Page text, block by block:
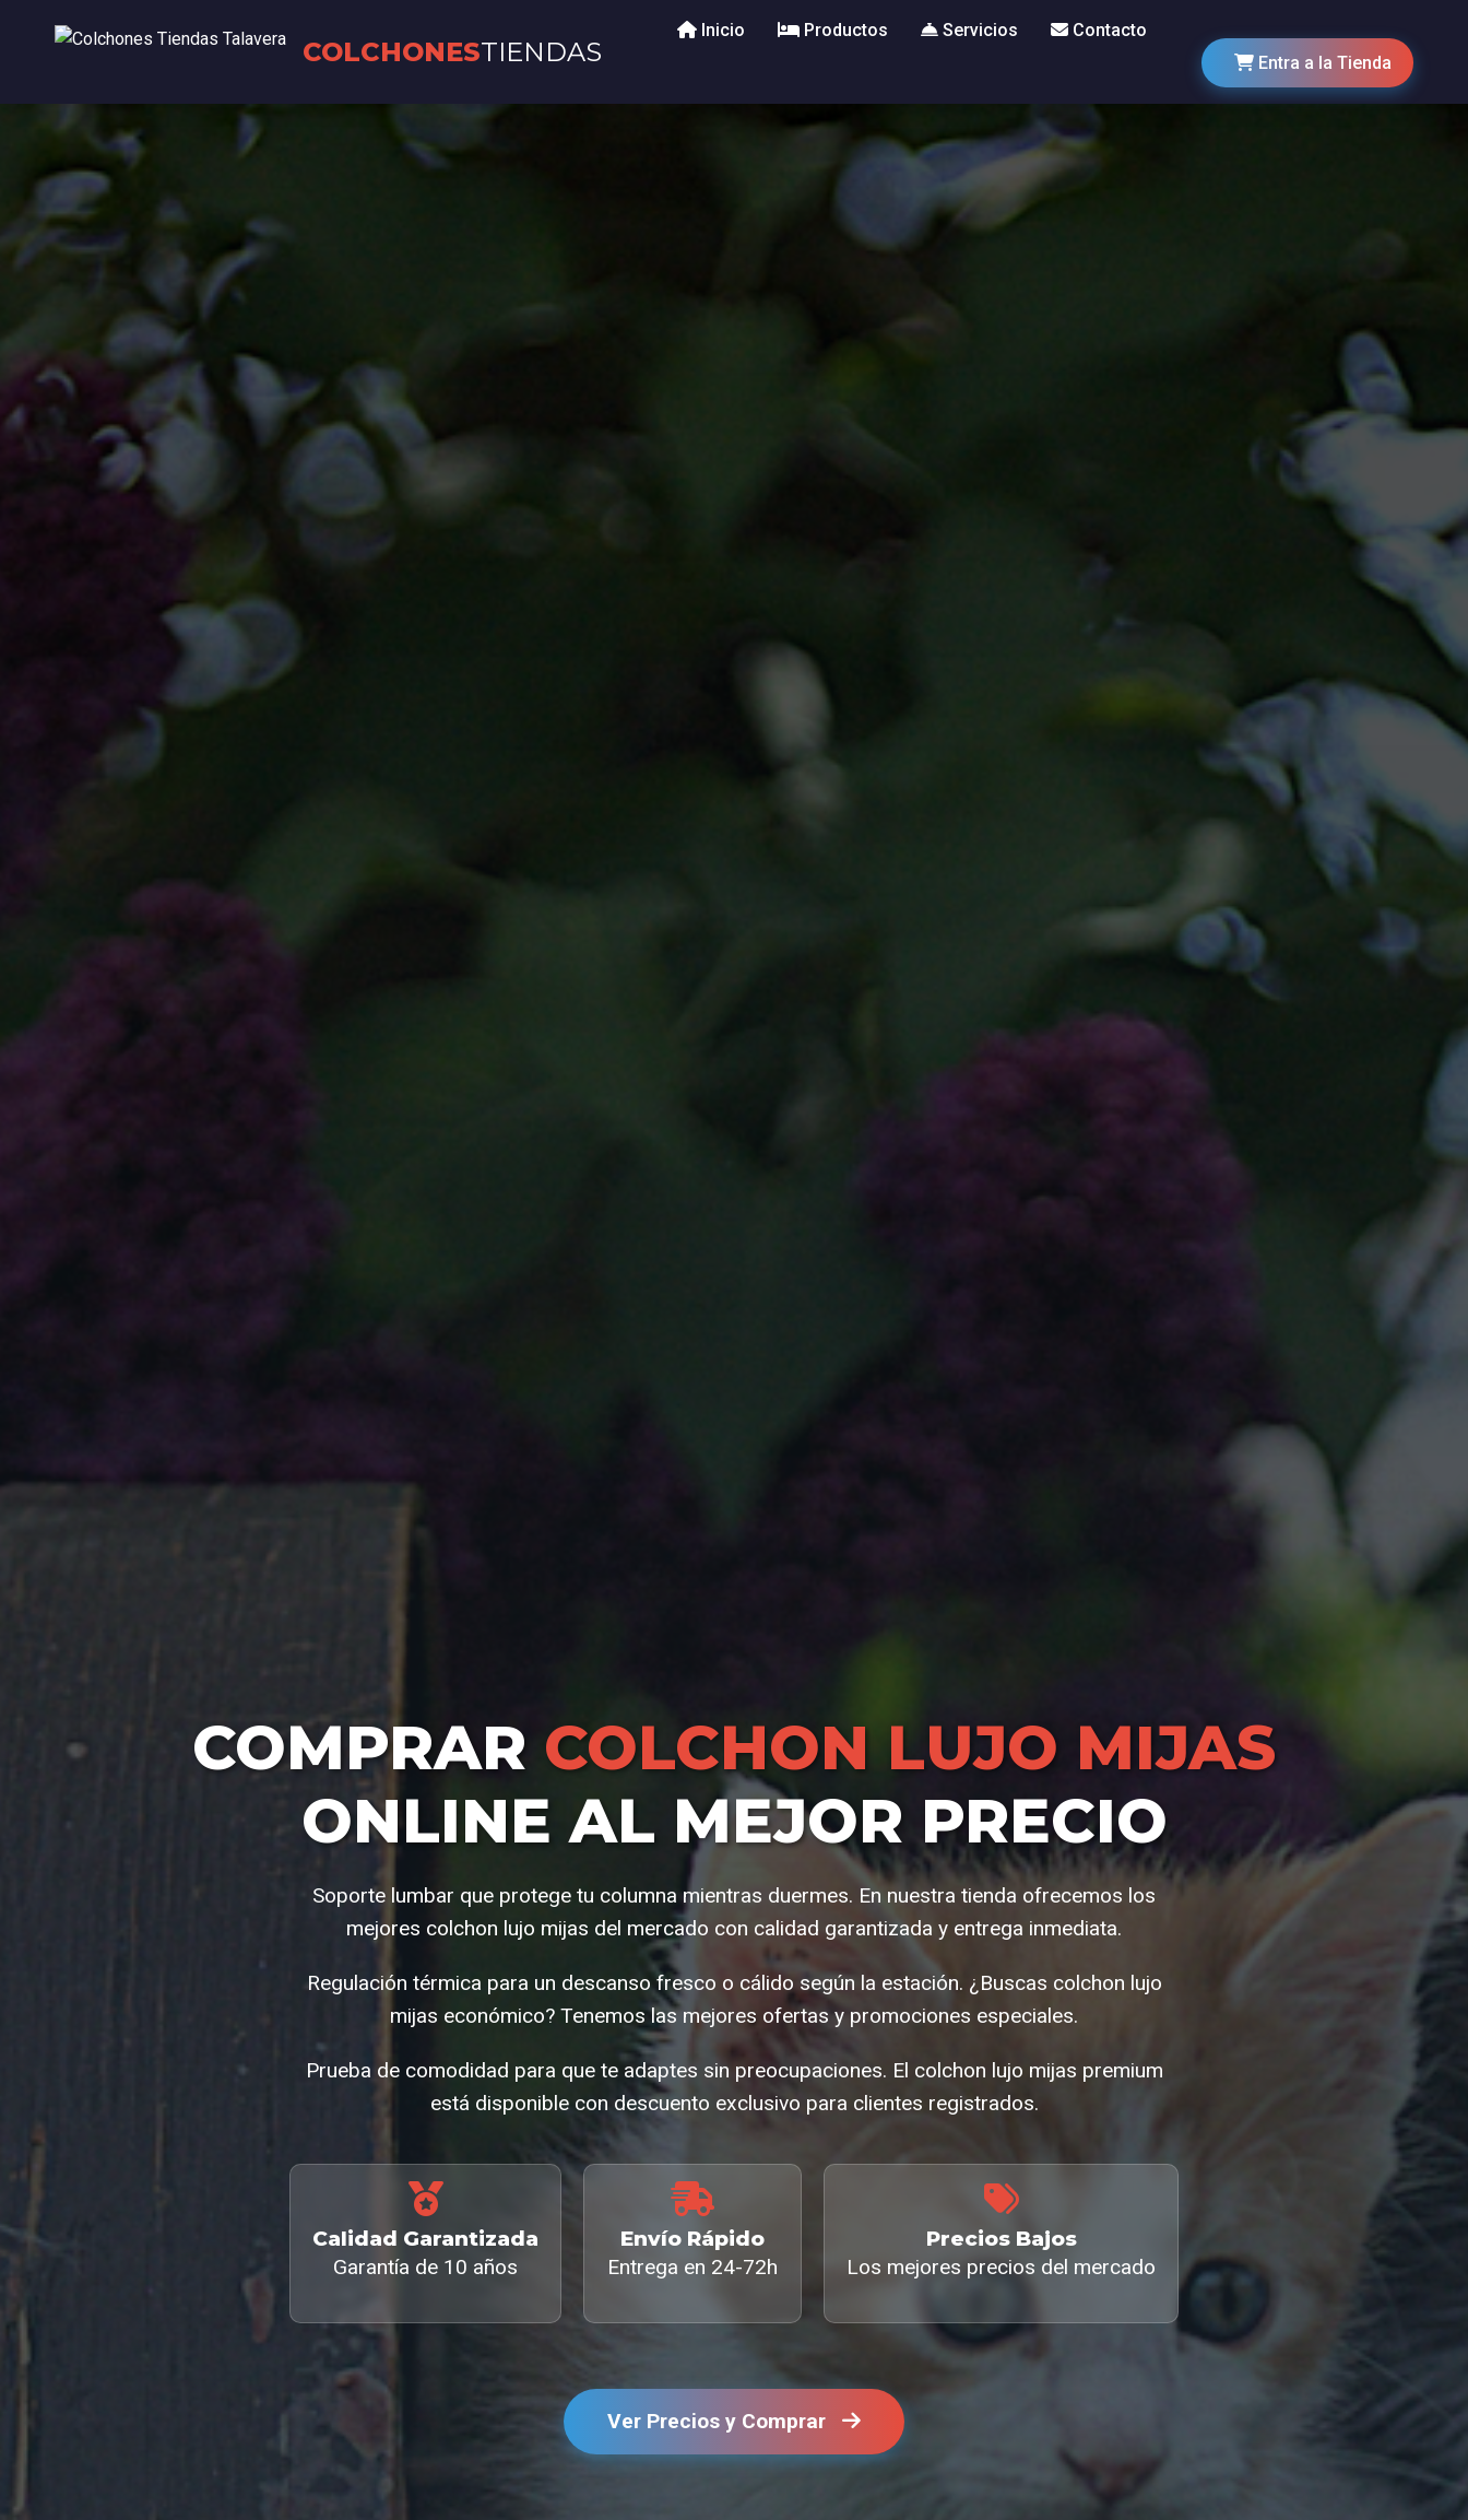
COLCHONESTIENDAS
Inicio Productos Servicios
Contacto
Entra a la Tienda
COMPRAR COLCHON LUJO MIJAS
ONLINE AL MEJOR PRECIO
Soporte lumbar que protege tu columna mientras duermes. En nuestra tienda ofrecemos los
mejores colchon lujo mijas del mercado con calidad garantizada y entrega inmediata.
Regulación térmica para un descanso fresco o cálido según la estación. ¿Buscas colchon lujo
mijas económico? Tenemos las mejores ofertas y promociones especiales.
Prueba de comodidad para que te adaptes sin preocupaciones. El colchon lujo mijas premium
está disponible con descuento exclusivo para clientes registrados.
Calidad Garantizada
Garantía de 10 años
Envío Rápido
Entrega en 24-72h
Precios Bajos
Los mejores precios del mercado
Ver Precios y Comprar